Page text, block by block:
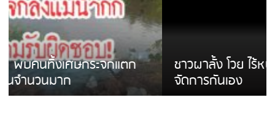
ชาวผาลั้ง โวย ไร้หน่วยงานดูแล ดินสไลด์ ต้อง
จัดการกันเอง